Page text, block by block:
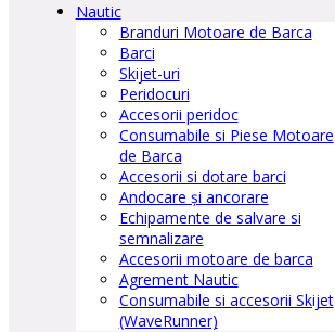
Nautic
Branduri Motoare de Barca
Barci
Skijet-uri
Peridocuri
Accesorii peridoc
Consumabile si Piese Motoare
de Barca
Accesorii si dotare barci
Andocare și ancorare
Echipamente de salvare si
semnalizare
Accesorii motoare de barca
Agrement Nautic
Consumabile si accesorii Skijet
(WaveRunner)